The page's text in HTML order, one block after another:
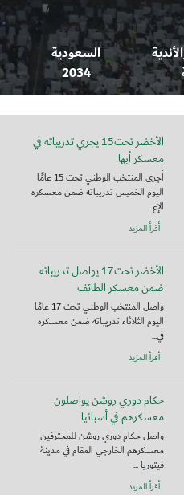
السعودية
2034
الأخضر تحت15 يجري تدريباته في
معسكر أبها
أجرى المنتخب الوطني تحت 15 عامًا
اليوم الخميس تدريباته ضمن معسكره
الإع...
أقرأ المزيد
الأخضر تحت17 يواصل تدريباته
ضمن معسكر الطائف
واصل المنتخب الوطني تحت 17 عامًا
اليوم الثلاثاء تدريباته ضمن معسكره
في...
أقرأ المزيد
حكام دوري روشن يواصلون
معسكرهم في أسبانيا
واصل حكام دوري روشن للمحترفين
معسكرهم الخارجي المقام في مدينة
فيتوريا ...
أقرأ المزيد